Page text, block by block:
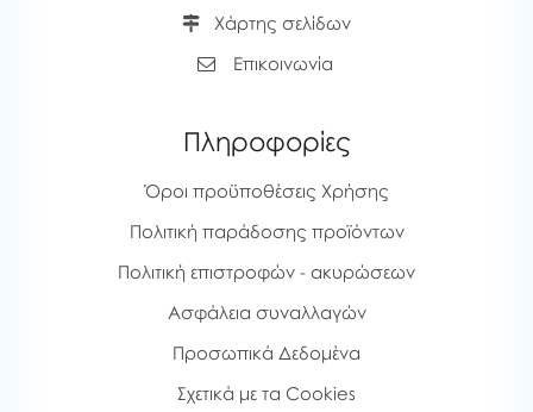
Χάρτης σελίδων
Επικοινωνία
Πληροφορίες
Όροι προϋποθέσεις Χρήσης
Πολιτική παράδοσης προϊόντων
Πολιτική επιστροφών - ακυρώσεων
Ασφάλεια συναλλαγών
Προσωπικά Δεδομένα
Σχετικά με τα Cookies